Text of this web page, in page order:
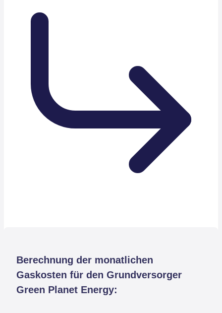
Berechnung der monatlichen
Gaskosten für den Grundversorger
Green Planet Energy: